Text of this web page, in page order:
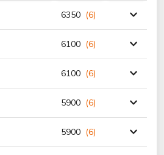
6350 (6)
6100 (6)
6100 (6)
5900 (6)
5900 (6)